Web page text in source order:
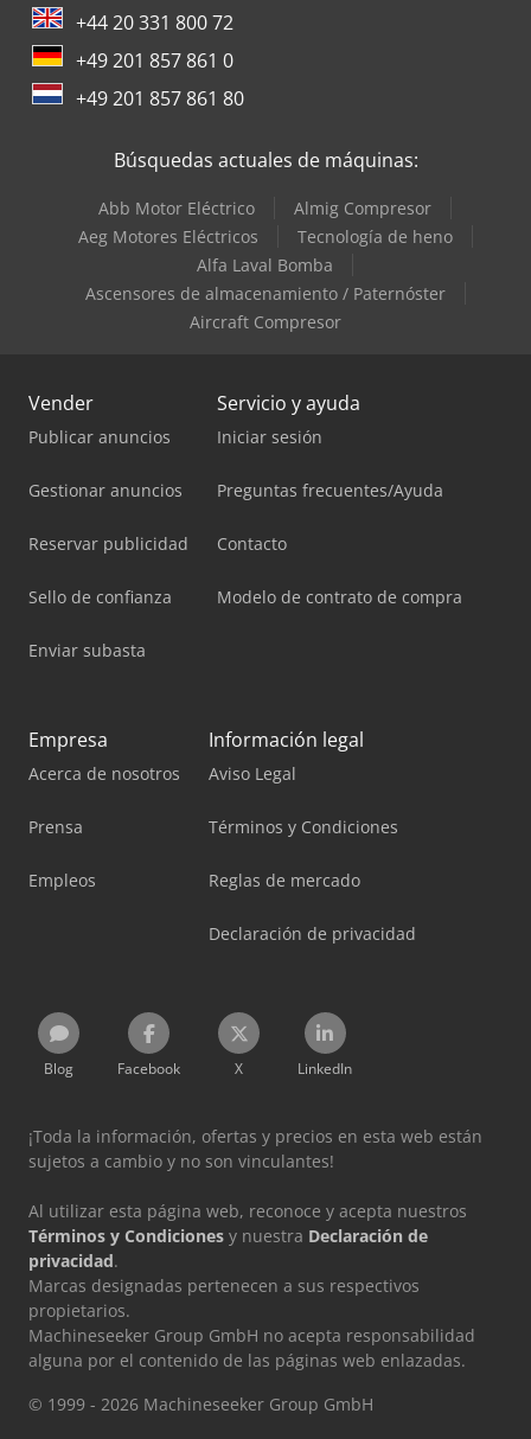
+44 20 331 800 72
+49 201 857 861 0
+49 201 857 861 80
Búsquedas actuales de máquinas:
Abb Motor Eléctrico
Almig Compresor
Aeg Motores Eléctricos
Tecnología de heno
Alfa Laval Bomba
Ascensores de almacenamiento / Paternóster
Aircraft Compresor
Vender
Publicar anuncios
Gestionar anuncios
Reservar publicidad
Sello de confianza
Enviar subasta
Servicio y ayuda
Iniciar sesión
Preguntas frecuentes/Ayuda
Contacto
Modelo de contrato de compra
Empresa
Acerca de nosotros
Prensa
Empleos
Información legal
Aviso Legal
Términos y Condiciones
Reglas de mercado
Declaración de privacidad
Blog Facebook X LinkedIn
¡Toda la información, ofertas y precios en esta web están
sujetos a cambio y no son vinculantes!
Al utilizar esta página web, reconoce y acepta nuestros
Términos y Condiciones y nuestra Declaración de
privacidad.
Marcas designadas pertenecen a sus respectivos
propietarios.
Machineseeker Group GmbH no acepta responsabilidad
alguna por el contenido de las páginas web enlazadas.
© 1999 - 2026 Machineseeker Group GmbH